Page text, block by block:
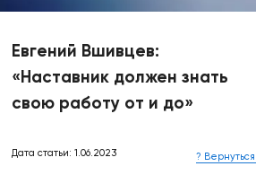
Евгений Вшивцев:
«Наставник должен знать
свою работу от и до»
Дата статьи: 1.06.2023 ?